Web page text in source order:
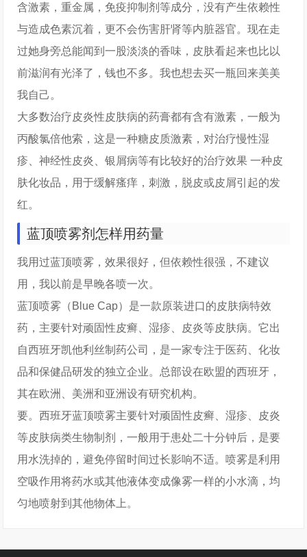
含激素，重金属，免疫抑制剂等成分，没有产生依赖性
与造成色素沉着，更不会伤害肝肾等内脏器官。现在走
过她身旁总能闻到一股淡淡的香味，皮肤看起来也比以
前滋润有光泽了，钱也不多。我也想去买一瓶回来美美
我自己。
大多数治疗皮炎性皮肤病的药膏都有含有激素，一般为
丙酸氯倍他索，这是一种糖皮质激素，对治疗慢性湿
疹、神经性皮炎、银屑病等有比较好的治疗效果 一种皮
肤化妆品，用于缓解瘙痒，刺激，脱皮或皮屑引起的发
红。
蓝顶喷雾剂怎样用药量
我用过蓝顶喷雾，效果很好，但依赖性很强，不建议
用，我以前是早晚各喷一次。
蓝顶喷雾（Blue Cap）是一款原装进口的皮肤病特效
药，主要针对顽固性皮癣、湿疹、皮炎等皮肤病。它出
自西班牙凯他利丝制药公司，是一家专注于医药、化妆
品和保健品研发的独立企业。总部设在欧盟的西班牙，
其在欧洲、美洲和亚洲设有研究机构。
要。西班牙蓝顶喷雾主要针对顽固性皮癣、湿疹、皮炎
等皮肤病类生物制剂，一般用于患处二十分钟后，是要
用水洗掉的，避免停留时间过长影响不适。喷雾是利用
空吸作用将药水或其他液体变成像雾一样的小水滴，均
匀地喷射到其他物体上。